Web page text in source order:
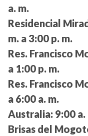
a. m.
Residencial
m. a 3:00 p. m.
Res. Francisco
a 1:00 p. m.
Res. Francisco
a 6:00 a. m.
Australia: 9:00 a.
Brisas del